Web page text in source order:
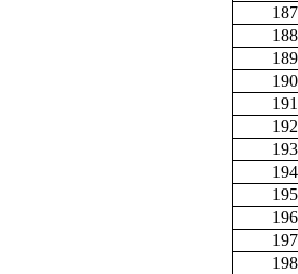
187
188
189
190
191
192
193
194
195
196
197
198